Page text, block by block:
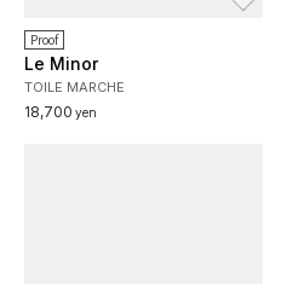
Proof
Le Minor
TOILE MARCHE
18,700 yen